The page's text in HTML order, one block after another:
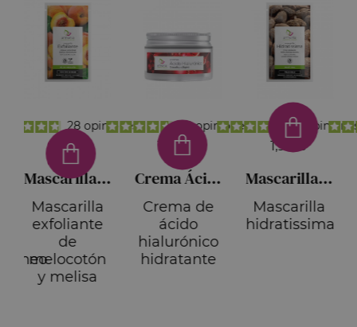
28opiniones
1,95 €
Mascarilla Exfoliante
Mascarilla
exfoliante
de
melocotón
y melisa
82opiniones
11,30 €
Crema Ácido Hialurónico
Crema de
ácido
hialurónico
hidratante
22
1,95 €
Mascarilla hidratante de noche
Mascarilla
hidratissima